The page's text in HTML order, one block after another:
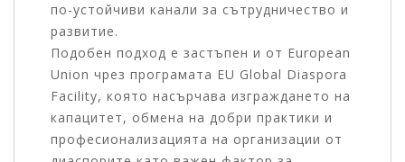
по-устойчиви канали за сътрудничество и
развитие.
Подобен подход е застъпен и от European
Union чрез програмата EU Global Diaspora
Facility, която насърчава изграждането на
капацитет, обмена на добри практики и
професионализацията на организации от